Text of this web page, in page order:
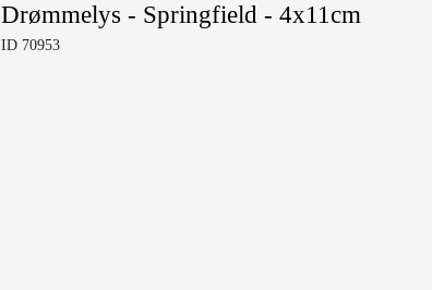
Drømmelys - Springfield - 4x11cm
ID 70953